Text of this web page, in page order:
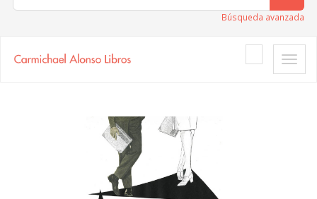
Búsqueda avanzada
Toggle